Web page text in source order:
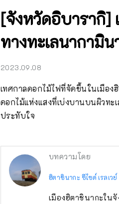
[จังหวัดอิบารากิ]
ทางทะเลนากามิ
2023.09.08
เทศกาลดอกไม้ไฟที่จัดขึ้นในเมือ
ดอกไม้แห่งแสงที่เบ่งบานบนผิวทะ
ประทับใจ
บทความโดย
ฮิตาชินากะ ซีไซด์ เรลเวย์
เมืองฮิตาชินากะใน